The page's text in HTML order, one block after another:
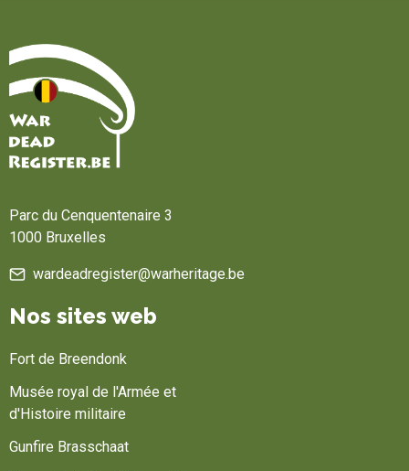
Parc du Cenquentenaire 3
1000 Bruxelles
wardeadregister@warheritage.be
Nos sites web
Fort de Breendonk
Musée royal de l'Armée et
d'Histoire militaire
Gunfire Brasschaat